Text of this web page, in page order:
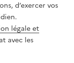
d’exercer vos
légale et
avec les